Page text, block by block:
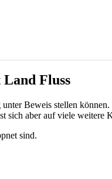
Fluss
Beweis stellen
sich aber auf viele weitere
sind.